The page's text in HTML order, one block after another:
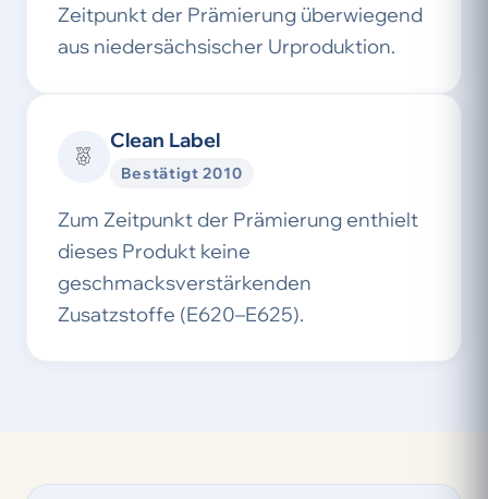
Zeitpunkt der Prämierung überwiegend
aus niedersächsischer Urproduktion.
Clean Label
Bestätigt 2010
Zum Zeitpunkt der Prämierung enthielt
dieses Produkt keine
geschmacksverstärkenden
Zusatzstoffe (E620–E625).